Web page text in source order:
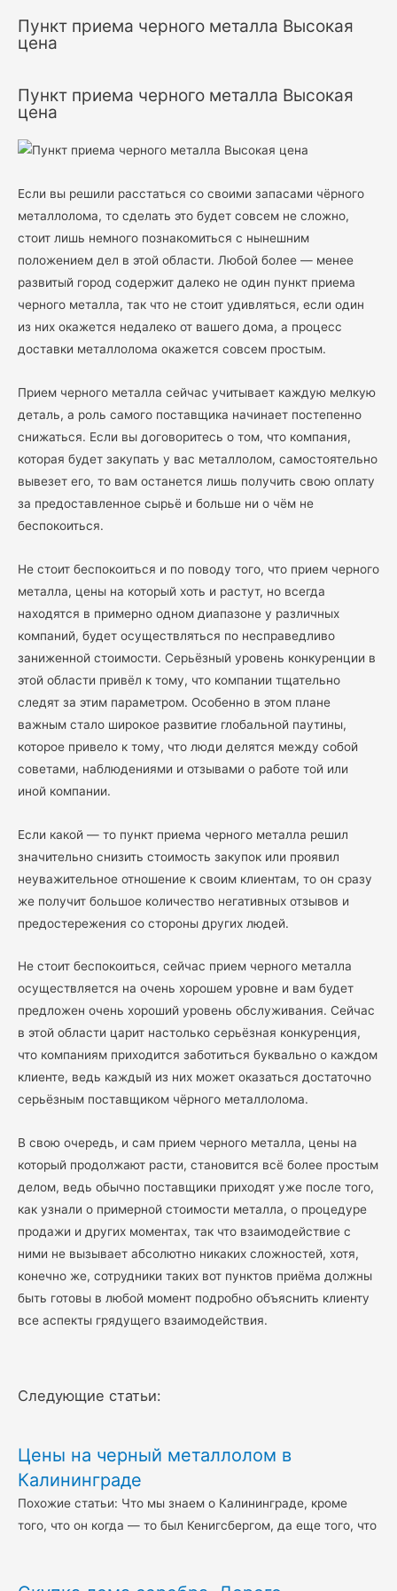
Пункт приема черного металла Высокая
цена
Пункт приема черного металла Высокая
цена
Если вы решили расстаться со своими запасами чёрного
металлолома, то сделать это будет совсем не сложно,
стоит лишь немного познакомиться с нынешним
положением дел в этой области. Любой более — менее
развитый город содержит далеко не один пункт приема
черного металла, так что не стоит удивляться, если один
из них окажется недалеко от вашего дома, а процесс
доставки металлолома окажется совсем простым.
Прием черного металла сейчас учитывает каждую мелкую
деталь, а роль самого поставщика начинает постепенно
снижаться. Если вы договоритесь о том, что компания,
которая будет закупать у вас металлолом, самостоятельно
вывезет его, то вам останется лишь получить свою оплату
за предоставленное сырьё и больше ни о чём не
беспокоиться.
Не стоит беспокоиться и по поводу того, что прием черного
металла, цены на который хоть и растут, но всегда
находятся в примерно одном диапазоне у различных
компаний, будет осуществляться по несправедливо
заниженной стоимости. Серьёзный уровень конкуренции в
этой области привёл к тому, что компании тщательно
следят за этим параметром. Особенно в этом плане
важным стало широкое развитие глобальной паутины,
которое привело к тому, что люди делятся между собой
советами, наблюдениями и отзывами о работе той или
иной компании.
Если какой — то пункт приема черного металла решил
значительно снизить стоимость закупок или проявил
неуважительное отношение к своим клиентам, то он сразу
же получит большое количество негативных отзывов и
предостережения со стороны других людей.
Не стоит беспокоиться, сейчас прием черного металла
осуществляется на очень хорошем уровне и вам будет
предложен очень хороший уровень обслуживания. Сейчас
в этой области царит настолько серьёзная конкуренция,
что компаниям приходится заботиться буквально о каждом
клиенте, ведь каждый из них может оказаться достаточно
серьёзным поставщиком чёрного металлолома.
В свою очередь, и сам прием черного металла, цены на
который продолжают расти, становится всё более простым
делом, ведь обычно поставщики приходят уже после того,
как узнали о примерной стоимости металла, о процедуре
продажи и других моментах, так что взаимодействие с
ними не вызывает абсолютно никаких сложностей, хотя,
конечно же, сотрудники таких вот пунктов приёма должны
быть готовы в любой момент подробно объяснить клиенту
все аспекты грядущего взаимодействия.
Следующие статьи:
Цены на черный металлолом в
Калининграде
Похожие статьи: Что мы знаем о Калининграде, кроме
того, что он когда — то был Кенигсбергом, да еще того, что